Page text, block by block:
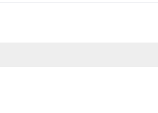
человек. Сразу